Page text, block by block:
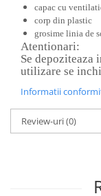
Forme/Figurine carton
Panglici, snururi, sarma
Dantela
Panglici craciun
Panglici decor
Metal
capac cu
corp din plastic
grosime linia de
Atentionari:
Se depoziteaza
utilizare se
Informatii
Review-uri(0)